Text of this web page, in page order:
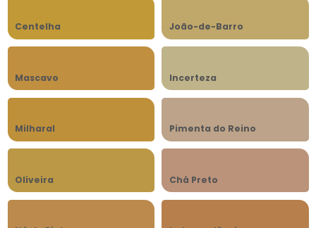
Centelha João-de-Barro
Mascavo Incerteza
Milharal Pimenta do Reino
Oliveira Chá Preto